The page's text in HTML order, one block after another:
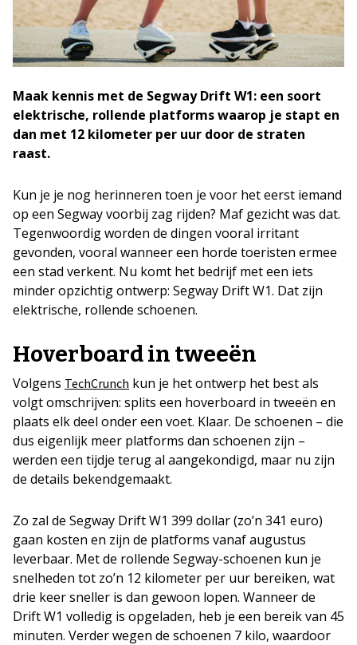
Maak kennis met de Segway Drift W1: een soort
elektrische, rollende platforms waarop je stapt en
dan met 12 kilometer per uur door de straten
raast.
Kun je je nog herinneren toen je voor het eerst iemand
op een Segway voorbij zag rijden? Maf gezicht was dat.
Tegenwoordig worden de dingen vooral irritant
gevonden, vooral wanneer een horde toeristen ermee
een stad verkent. Nu komt het bedrijf met een iets
minder opzichtig ontwerp: Segway Drift W1. Dat zijn
elektrische, rollende schoenen.
Hoverboard in tweeën
Volgens TechCrunch kun je het ontwerp het best als
volgt omschrijven: splits een hoverboard in tweeën en
plaats elk deel onder een voet. Klaar. De schoenen – die
dus eigenlijk meer platforms dan schoenen zijn –
werden een tijdje terug al aangekondigd, maar nu zijn
de details bekendgemaakt.
Zo zal de Segway Drift W1 399 dollar (zo’n 341 euro)
gaan kosten en zijn de platforms vanaf augustus
leverbaar. Met de rollende Segway-schoenen kun je
snelheden tot zo’n 12 kilometer per uur bereiken, wat
drie keer sneller is dan gewoon lopen. Wanneer de
Drift W1 volledig is opgeladen, heb je een bereik van 45
minuten. Verder wegen de schoenen 7 kilo, waardoor